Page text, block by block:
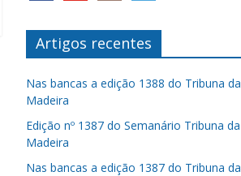
Artigos recentes
Nas bancas a edição 1388 do Tribuna da
Madeira
Edição nº 1387 do Semanário Tribuna da
Madeira
Nas bancas a edição 1387 do Tribuna da